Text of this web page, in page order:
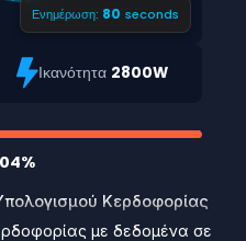
Ενημέρωση: 79 seconds
Ικανότητα 2800W
Κερδοφορίας
με δεδομένα σε